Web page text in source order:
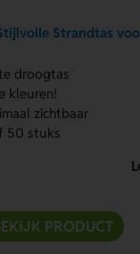
Strandtas
droogtas
kleuren!
zichtbaar
50 stuks
PRODUCT